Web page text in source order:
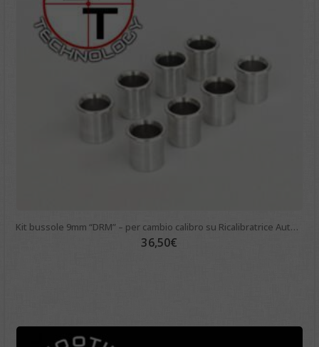
Kit bussole 9mm “DRM” – per cambio calibro su Ricalibratrice Automatica
36,50€